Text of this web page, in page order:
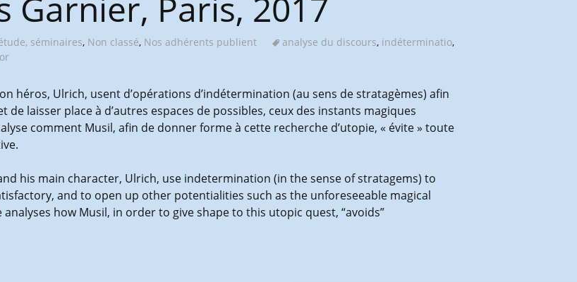
séminaires, Non classé, Nos adhérents publient analyse du discours, indéterminatio,
héros, Ulrich, usent d’opérations d’indétermination (au sens de stratagèmes) afin
de laisser place à d’autres espaces de possibles, ceux des instants magiques
comment Musil, afin de donner forme à cette recherche d’utopie, « évite » toute
his main character, Ulrich, use indetermination (in the sense of stratagems) to
and to open up other potentialities such as the unforeseeable magical
how Musil, in order to give shape to this utopic quest, “avoids”